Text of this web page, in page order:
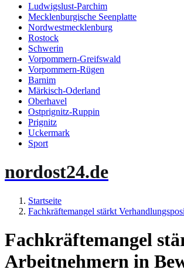
Ludwigslust-Parchim
Mecklenburgische Seenplatte
Nordwestmecklenburg
Rostock
Schwerin
Vorpommern-Greifswald
Vorpommern-Rügen
Barnim
Märkisch-Oderland
Oberhavel
Ostprignitz-Ruppin
Prignitz
Uckermark
Sport
nordost24.de
Startseite
Fachkräftemangel stärkt
Fachkräftemangel
Arbeitnehmern in